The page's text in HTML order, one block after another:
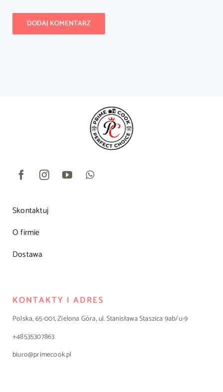
Skontaktuj
O firmie
Dostawa
KONTAKTY I ADRES
Polska, 65-001, Zielona Góra, ul. Stanisława Staszica 9ab/u-9
+48535307863
biuro@primecook.pl